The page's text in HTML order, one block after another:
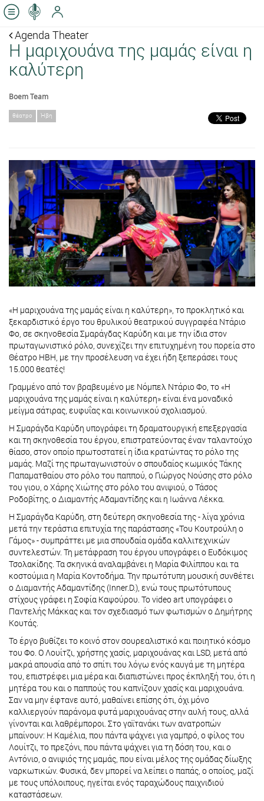
Agenda Theater
Η μαριχουάνα της μαμάς είναι η
καλύτερη
Boem Team
θέατρο Ήβη
Previous Next
«Η μαριχουάνα της μαμάς είναι η καλύτερη», το προκλητικό και
ξεκαρδιστικό έργο του θρυλικού θεατρικού συγγραφέα Ντάριο
Φο, σε σκηνοθεσία Σμαράγδας Καρύδη και με την ίδια στον
πρωταγωνιστικό ρόλο, συνεχίζει την επιτυχημένη του πορεία στο
Θέατρο ΗΒΗ, με την προσέλευση να έχει ήδη ξεπεράσει τους
15.000 θεατές!
Γραμμένο από τον βραβευμένο με Νόμπελ Ντάριο Φο, το «Η
μαριχουάνα της μαμάς είναι η καλύτερη» είναι ένα μοναδικό
μείγμα σάτιρας, ευφυΐας και κοινωνικού σχολιασμού.
Η Σμαράγδα Καρύδη υπογράφει τη δραματουργική επεξεργασία
και τη σκηνοθεσία του έργου, επιστρατεύοντας έναν ταλαντούχο
θίασο, στον οποίο πρωτοστατεί η ίδια κρατώντας το ρόλο της
μαμάς. Μαζί της πρωταγωνιστούν ο σπουδαίος κωμικός Τάκης
Παπαματθαίου στο ρόλο του παππού, ο Γιώργος Νούσης στο ρόλο
του γιου, ο Χάρης Χιώτης στο ρόλο του ανιψιού, ο Τάσος
Ροδοβίτης, ο Διαμαντής Αδαμαντίδης και η Ιωάννα Λέκκα.
Η Σμαράγδα Καρύδη, στη δεύτερη σκηνοθεσία της - λίγα χρόνια
μετά την τεράστια επιτυχία της παράστασης «Του Κουτρούλη ο
Γάμος» - συμπράττει με μια σπουδαία ομάδα καλλιτεχνικών
συντελεστών. Τη μετάφραση του έργου υπογράφει ο Ευδόκιμος
Τσολακίδης. Τα σκηνικά αναλαμβάνει η Μαρία Φιλίππου και τα
κοστούμια η Μαρία Κοντοδήμα. Την πρωτότυπη μουσική συνθέτει
ο Διαμαντής Αδαμαντίδης (Inner.D.), ενώ τους πρωτότυπους
στίχους γράφει η Σοφία Καψούρου. Το video art υπογράφει ο
Παντελής Μάκκας και τον σχεδιασμό των φωτισμών ο Δημήτρης
Κουτάς.
Το έργο βυθίζει το κοινό στον σουρεαλιστικό και ποιητικό κόσμο
του Φο. Ο Λουίτζι, χρήστης χασίς, μαριχουάνας και LSD, μετά από
μακρά απουσία από το σπίτι του λόγω ενός καυγά με τη μητέρα
του, επιστρέφει μια μέρα και διαπιστώνει προς έκπληξή του, ότι η
μητέρα του και ο παππούς του καπνίζουν χασίς και μαριχουάνα.
Σαν να μην έφτανε αυτό, μαθαίνει επίσης ότι, όχι μόνο
καλλιεργούν παράνομα φυτά μαριχουάνας στην αυλή τους, αλλά
γίνονται και λαθρέμποροι. Στο γαϊτανάκι των ανατροπών
μπαίνουν: Η Καμέλια, που πάντα ψάχνει για γαμπρό, ο φίλος του
Λουίτζι, το πρεζόνι, που πάντα ψάχνει για τη δόση του, και ο
Αντόνιο, ο ανιψιός της μαμάς, που είναι μέλος της ομάδας δίωξης
ναρκωτικών. Φυσικά, δεν μπορεί να λείπει ο παπάς, ο οποίος, μαζί
με τους υπόλοιπους, ηγείται ενός ταραχώδους παιχνιδιού
καταστάσεων.